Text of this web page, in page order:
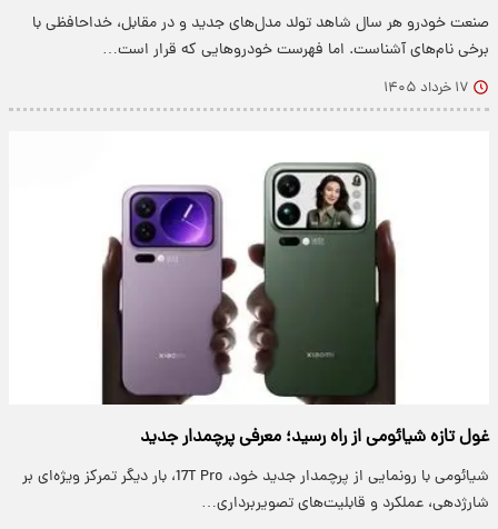
صنعت خودرو هر سال شاهد تولد مدل‌های جدید و در مقابل، خداحافظی با
برخی نام‌های آشناست. اما فهرست خودروهایی که قرار است…
۱۷ خرداد ۱۴۰۵
غول تازه شیائومی از راه رسید؛ معرفی پرچمدار جدید
شیائومی با رونمایی از پرچمدار جدید خود، 17T Pro، بار دیگر تمرکز ویژه‌ای بر
شارژدهی، عملکرد و قابلیت‌های تصویربرداری…